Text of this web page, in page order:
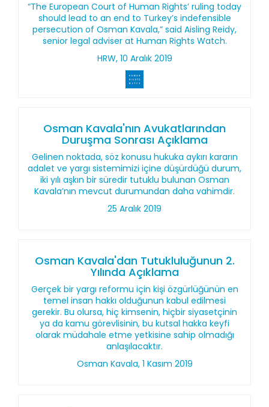
“The European Court of Human Rights’ ruling today
should lead to an end to Turkey’s indefensible
persecution of Osman Kavala,” said Aisling Reidy,
senior legal adviser at Human Rights Watch.
HRW, 10 Aralık 2019
Osman Kavala'nın Avukatlarından
Duruşma Sonrası Açıklama
Gelinen noktada, söz konusu hukuka aykırı kararın
adalet ve yargı sistemimizi içine düşürdüğü durum,
iki yılı aşkın bir süredir tutuklu bulunan Osman
Kavala’nın mevcut durumundan daha vahimdir.
25 Aralık 2019
Osman Kavala'dan Tutukluluğunun 2.
Yılında Açıklama
Gerçek bir yargı reformu için kişi özgürlüğünün en
temel insan hakkı olduğunun kabul edilmesi
gerekir. Bu olursa, hiç kimsenin, hiçbir siyasetçinin
ya da kamu görevlisinin, bu kutsal hakka keyfi
olarak müdahale etme yetkisine sahip olmadığı
anlaşılacaktır.
Osman Kavala, 1 Kasım 2019